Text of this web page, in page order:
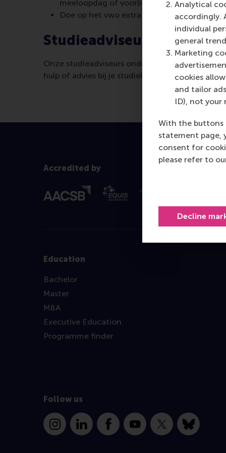
Analytical
accordingly.
individual
general
Marketing
cookies
and tailor
ID), not your
With the buttons
statement page,
consent for
please refer to
Decline
meeloopdag of voorlichtingsbijeenkomst,
Doe op het vwo extra je best voor de
Studieadviseurs
Onze studieadviseurs ondersteunen jou vóór
hulp of advies bij je studiekeuze.
Accredited by
Education
Bachelor
Master
MBA
Executive Education
Programme finder
Follow us
InstagramLinkedInFacebookYouTube
X Bluesky